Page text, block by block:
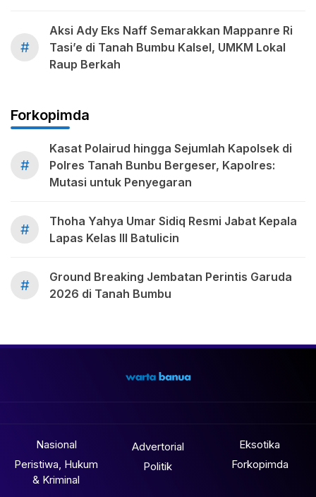
#
Aksi Ady Eks Naff Semarakkan Mappanre Ri
Tasi’e di Tanah Bumbu Kalsel, UMKM Lokal
Raup Berkah
Forkopimda
#
Kasat Polairud hingga Sejumlah Kapolsek di
Polres Tanah Bunbu Bergeser, Kapolres:
Mutasi untuk Penyegaran
#
Thoha Yahya Umar Sidiq Resmi Jabat Kepala
Lapas Kelas III Batulicin
#
Ground Breaking Jembatan Perintis Garuda
2026 di Tanah Bumbu
Nasional
Peristiwa, Hukum
& Kriminal
Advertorial
Politik
Eksotika
Forkopimda